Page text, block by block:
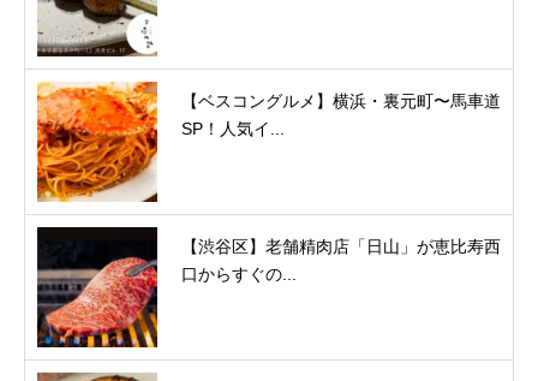
【ベスコングルメ】横浜・裏元町〜馬車道
SP！人気イ...
【渋谷区】老舗精肉店「日山」が恵比寿西
口からすぐの...